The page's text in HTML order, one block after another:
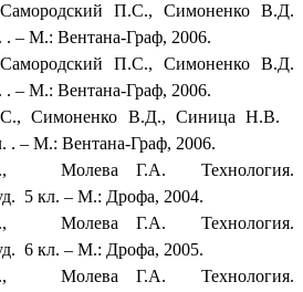
П.С., Симоненко В.Д.
. – М.: Вентана-Граф, 2006.
П.С., Симоненко В.Д.
. – М.: Вентана-Граф, 2006.
Симоненко В.Д., Синица Н.В.
. – М.: Вентана-Граф, 2006.
Молева Г.А. Технология.
5 кл. – М.: Дрофа, 2004.
Молева Г.А. Технология.
6 кл. – М.: Дрофа, 2005.
Молева Г.А. Технология.